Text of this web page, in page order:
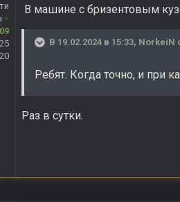
+
В машине с бризентовым
В 19.02.2024 в 15:33, NorkeiN
Ребят. Когда точно, и при
Раз в сутки.